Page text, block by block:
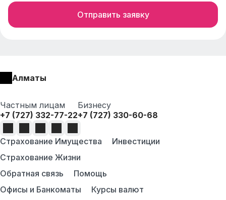
Отправить заявку
Алматы
Частным лицам
+7 (727) 332-77-22
Бизнесу
+7 (727) 330-60-68
Страхование Имущества
Инвестиции
Страхование Жизни
Обратная связь
Помощь
Офисы и Банкоматы
Курсы валют